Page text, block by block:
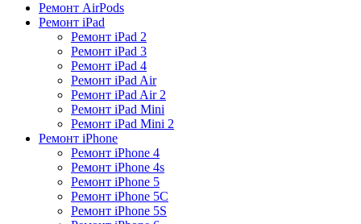
Ремонт AirPods
Ремонт iPad
Ремонт iPad 2
Ремонт iPad 3
Ремонт iPad 4
Ремонт iPad Air
Ремонт iPad Air 2
Ремонт iPad Mini
Ремонт iPad Mini 2
Ремонт iPhone
Ремонт iPhone 4
Ремонт iPhone 4s
Ремонт iPhone 5
Ремонт iPhone 5C
Ремонт iPhone 5S